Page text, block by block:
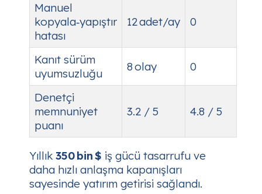
Manuel
kopyala‑yapıştır
hatası
12 adet/ay 0
Kanıt sürüm
uyumsuzluğu
8 olay 0
Denetçi
memnuniyet
puanı
3.2 / 5 4.8 / 5
Yıllık 350 bin $ iş gücü tasarrufu ve
daha hızlı anlaşma kapanışları
sayesinde yatırım getirisi sağlandı.